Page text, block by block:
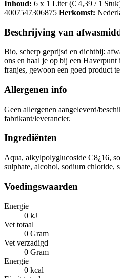
Inhoud: 6 x 1 Liter (€ 4,39 / 1
4007547306875 Herkomst:
Beschrijving van
Bio, scherp geprijsd en dichtbij:
ons en haal je op bij een
franjes, gewoon een goed product
Allergenen info
Geen allergenen aangeleverd/
fabrikant/leverancier.
Ingrediënten
Aqua, alkylpolyglucoside C8¿16,
sulphate, alcohol, sodium chloride,
Voedingswaarden
Energie
0 kJ
Vet totaal
0 Gram
Vet verzadigd
0 Gram
Energie
0 kcal